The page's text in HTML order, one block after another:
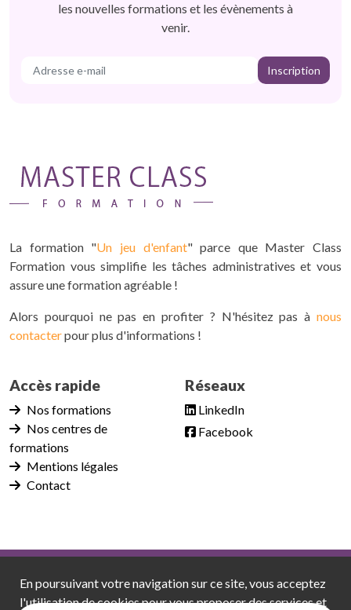
En poursuivant votre navigation sur ce site, vous acceptez
l'utilisation de cookies pour vous proposer des services et
les nouvelles formations et les évènements à
venir.
Inscription
La formation "Un jeu d'enfant" parce que Master Class
Formation vous simplifie les tâches administratives et vous
assure une formation agréable !
Alors pourquoi ne pas en profiter ? N'hésitez pas à nous
contacterpour plus d'informations !
Accès rapide
Nos formations
Nos centres de
formations
Mentions légales
Contact
Réseaux
LinkedIn
Facebook
Master Class Formation
Mentions légales
Politique de confidentialité
Plan du site